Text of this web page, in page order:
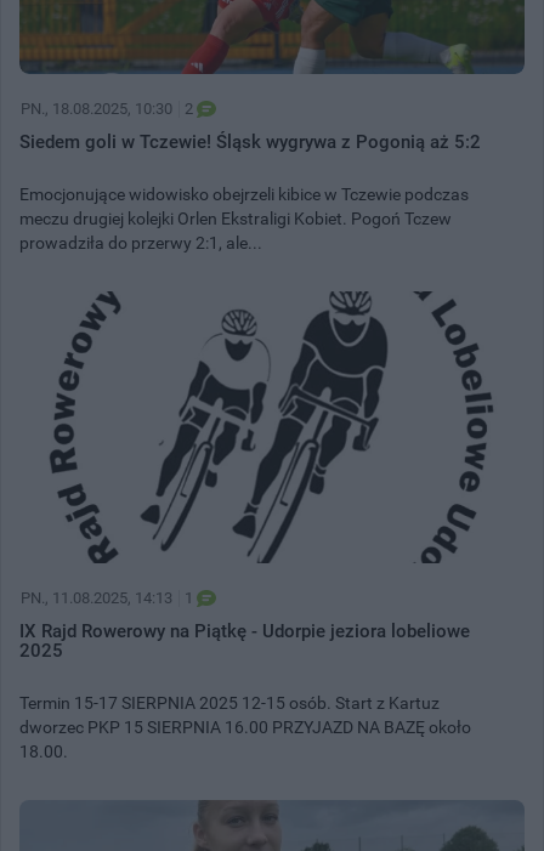
PN. , 18.08.2025, 10:30 2
Siedem goli w Tczewie! Śląsk wygrywa z Pogonią aż 5:2
Emocjonujące widowisko obejrzeli kibice w Tczewie podczas
meczu drugiej kolejki Orlen Ekstraligi Kobiet. Pogoń Tczew
prowadziła do przerwy 2:1, ale...
PN. , 11.08.2025, 14:13 1
IX Rajd Rowerowy na Piątkę - Udorpie jeziora lobeliowe
2025
Termin 15-17 SIERPNIA 2025 12-15 osób. Start z Kartuz
dworzec PKP 15 SIERPNIA 16.00 PRZYJAZD NA BAZĘ około
18.00.